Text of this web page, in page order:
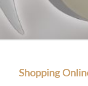
Shopping